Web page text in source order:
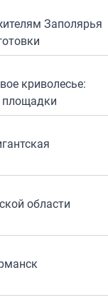
Заполярья
криволесье:
области